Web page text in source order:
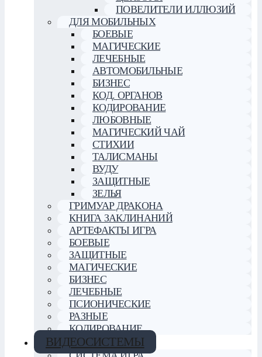
ПОВЕЛИТЕЛИ ИЛЛЮЗИЙ
ДЛЯ МОБИЛЬНЫХ
БОЕВЫЕ
МАГИЧЕСКИЕ
ЛЕЧЕБНЫЕ
АВТОМОБИЛЬНЫЕ
БИЗНЕС
КОД. ОРГАНОВ
КОДИРОВАНИЕ
ЛЮБОВНЫЕ
МАГИЧЕСКИЙ ЧАЙ
СТИХИИ
ТАЛИСМАНЫ
ВУДУ
ЗАЩИТНЫЕ
ЗЕЛЬЯ
ГРИМУАР ДРАКОНА
КНИГА ЗАКЛИНАНИЙ
АРТЕФАКТЫ ИГРА
БОЕВЫЕ
ЗАЩИТНЫЕ
МАГИЧЕСКИЕ
БИЗНЕС
ЛЕЧЕБНЫЕ
ПСИОНИЧЕСКИЕ
РАЗНЫЕ
КОДИРОВАНИЕ
ВИДЕОСИСТЕМЫ